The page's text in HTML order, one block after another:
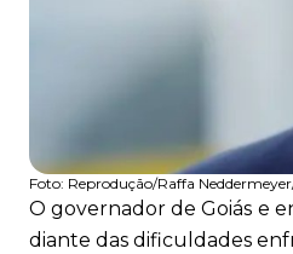
Foto: Reprodução/Raffa
O governador de Goiás e
diante das dificuldades